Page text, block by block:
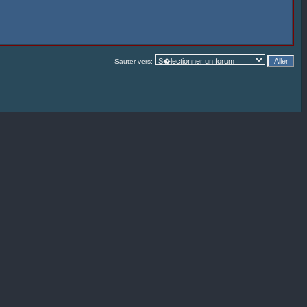
Sauter vers: